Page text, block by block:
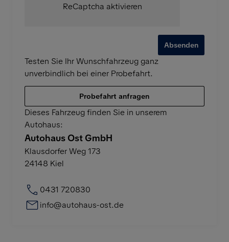
ReCaptcha aktivieren
Absenden
Testen Sie Ihr Wunschfahrzeug ganz
unverbindlich bei einer Probefahrt.
Probefahrt anfragen
Dieses Fahrzeug finden Sie in unserem
Autohaus:
Autohaus Ost GmbH
Klausdorfer Weg 173
24148 Kiel
0431 720830
info@autohaus-ost.de